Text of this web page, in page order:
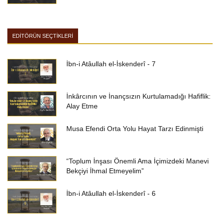
EDİTÖRÜN SEÇTİKLERİ
İbn-i Atâullah el-İskenderî - 7
İnkârcının ve İnançsızın Kurtulamadığı Hafiflik:
Alay Etme
Musa Efendi Orta Yolu Hayat Tarzı Edinmişti
“Toplum İnşası Önemli Ama İçimizdeki Manevi
Bekçiyi İhmal Etmeyelim”
İbn-i Atâullah el-İskenderî - 6